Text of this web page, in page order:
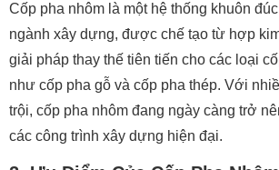
Cốp pha nhôm là một hệ thống khuôn
ngành xây dựng, được chế tạo từ hợp
giải pháp thay thế tiên tiến cho các loại
như cốp pha gỗ và cốp pha thép. Với
trội, cốp pha nhôm đang ngày càng trở
các công trình xây dựng hiện đại.